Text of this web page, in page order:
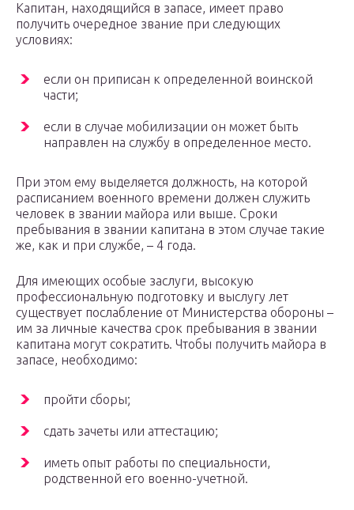
Капитан, находящийся в запасе, имеет право
получить очередное звание при следующих
условиях:
если он приписан к определенной воинской
части;
если в случае мобилизации он может быть
направлен на службу в определенное место.
При этом ему выделяется должность, на которой
расписанием военного времени должен служить
человек в звании майора или выше. Сроки
пребывания в звании капитана в этом случае такие
же, как и при службе, – 4 года.
Для имеющих особые заслуги, высокую
профессиональную подготовку и выслугу лет
существует послабление от Министерства обороны –
им за личные качества срок пребывания в звании
капитана могут сократить. Чтобы получить майора в
запасе, необходимо:
пройти сборы;
сдать зачеты или аттестацию;
иметь опыт работы по специальности,
родственной его военно-учетной.